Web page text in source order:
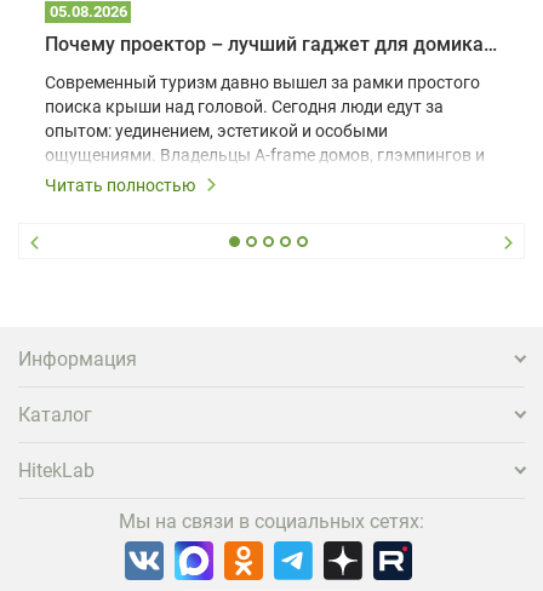
05.08.2026
Почему проектор – лучший гаджет для домика в глэмпинге
Современный туризм давно вышел за рамки простого
поиска крыши над головой. Сегодня люди едут за
опытом: уединением, эстетикой и особыми
ощущениями. Владельцы A-frame домов, глэмпингов и
шале понимают, что конкуренция растет, и
вернуться и поделиться впечатлениями в соцсетях,
проектора.
Читать полностью
Информация
Каталог
HitekLab
Мы на связи в социальных сетях: